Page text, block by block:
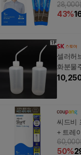
28,000
43%
셀러허
화분물
씨드비
+ 트레
60,000
50%